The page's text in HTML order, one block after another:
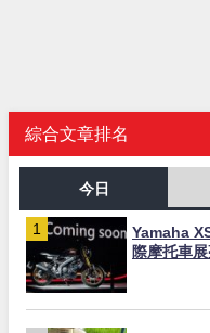
綜合文章排名
今日
Yamaha
際摩托車